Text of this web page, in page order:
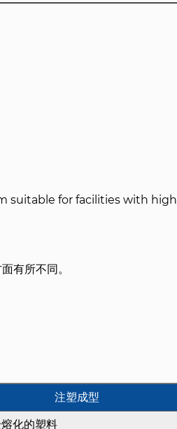
suitable for facilities with high
有所不同。
注塑成型
化的塑料